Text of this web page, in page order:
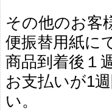
その他のお客
便振替用紙に
商品到着後１
お支払いが1
い。